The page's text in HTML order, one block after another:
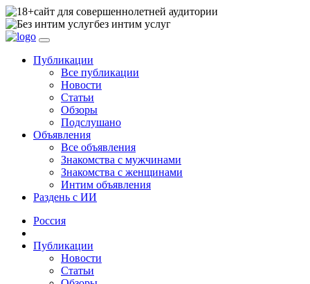
сайт для совершеннолетней аудитории
без интим услуг
Публикации
Все публикации
Новости
Статьи
Обзоры
Подслушано
Объявления
Все объявления
Знакомства с мужчинами
Знакомства с женщинами
Интим объявления
Раздень с ИИ
Россия
Публикации
Новости
Статьи